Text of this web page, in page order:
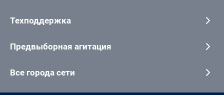
Техподдержка
Предвыборная агитация
Все города сети